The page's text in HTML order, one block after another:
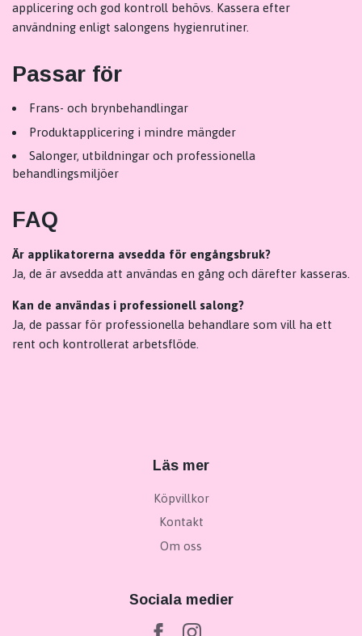
applicering och god kontroll behövs. Kassera efter
användning enligt salongens hygienrutiner.
Passar för
Frans- och brynbehandlingar
Produktapplicering i mindre mängder
Salonger, utbildningar och professionella
behandlingsmiljöer
FAQ
Är applikatorerna avsedda för engångsbruk?
Ja, de är avsedda att användas en gång och därefter kasseras.
Kan de användas i professionell salong?
Ja, de passar för professionella behandlare som vill ha ett
rent och kontrollerat arbetsflöde.
Läs mer
Köpvillkor
Kontakt
Om oss
Sociala medier